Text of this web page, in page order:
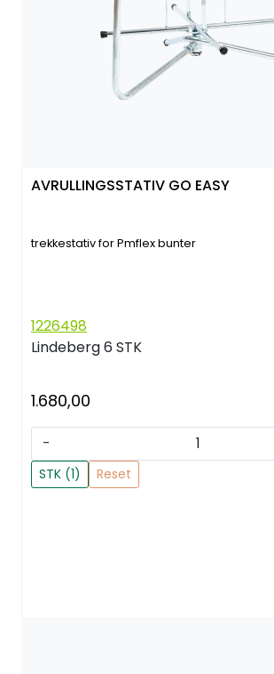
AVRULLINGSSTATIV GO EASY
trekkestativ for Pmflex bunter
1226498
Lindeberg6 STK
1.680,00
-
STK (1) Reset